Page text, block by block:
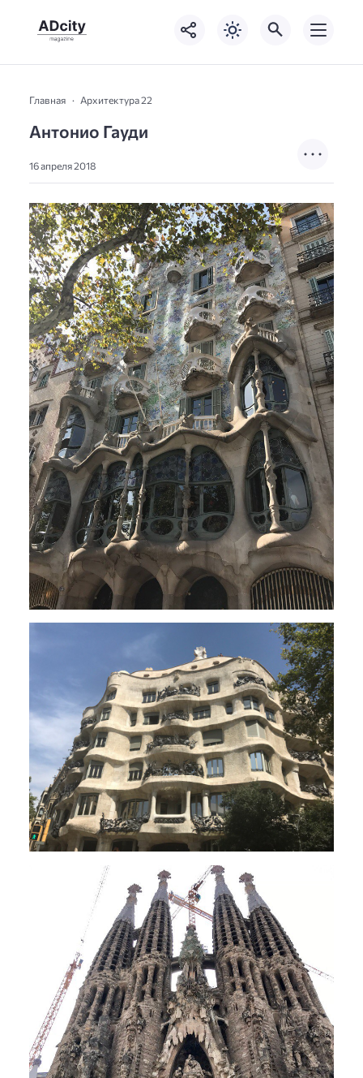
Главная Архитектура 22
Антонио Гауди
16 апреля 2018